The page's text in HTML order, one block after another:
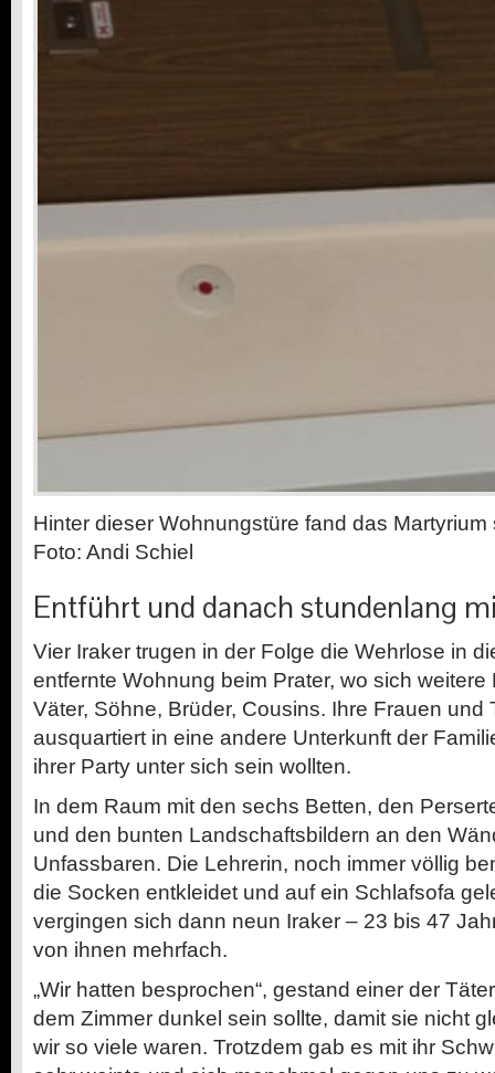
Hinter dieser Wohnungstüre fand das Martyrium
Foto: Andi Schiel
Entführt und danach stundenlang
Vier Iraker trugen in der Folge die Wehrlose in
entfernte Wohnung beim Prater, wo sich
Väter, Söhne, Brüder, Cousins. Ihre Frauen
ausquartiert in eine andere Unterkunft der
ihrer Party unter sich sein wollten.
In dem Raum mit den sechs Betten, den
und den bunten Landschaftsbildern an den
Unfassbaren. Die Lehrerin, noch immer völlig
die Socken entkleidet und auf ein Schlafsofa
vergingen sich dann neun Iraker – 23 bis 47
von ihnen mehrfach.
„Wir hatten besprochen“, gestand einer der
dem Zimmer dunkel sein sollte, damit sie nicht
wir so viele waren. Trotzdem gab es mit ihr